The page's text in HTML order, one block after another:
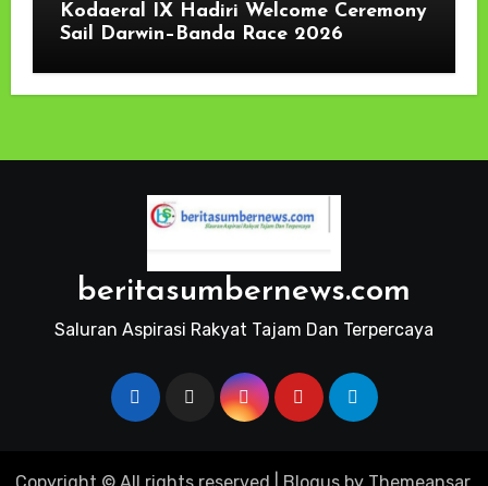
Kodaeral IX Hadiri Welcome Ceremony
Sail Darwin–Banda Race 2026
beritasumbernews.com
Saluran Aspirasi Rakyat Tajam Dan Terpercaya